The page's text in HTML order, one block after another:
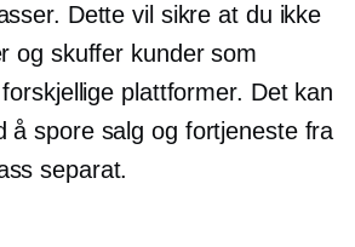
Dette vil sikre at du ikke
og skuffer kunder som
plattformer. Det kan
å spore salg og fortjeneste fra
separat.